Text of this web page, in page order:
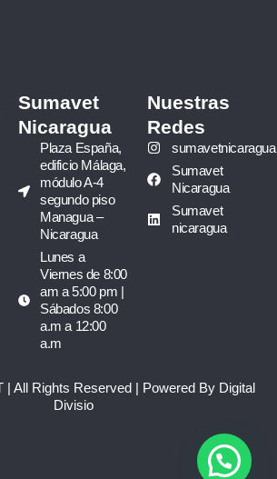
Sumavet
Nicaragua
Plaza España,
edificio Málaga,
módulo A-4
segundo piso
Managua –
Nicaragua
Lunes a
Viernes de 8:00
am a 5:00 pm |
Sábados 8:00
a.m a 12:00
a.m
Nuestras
Redes
sumavetnicaragua
Sumavet
Nicaragua
Sumavet
nicaragua
| All Rights Reserved | Powered By Digital
Divisio